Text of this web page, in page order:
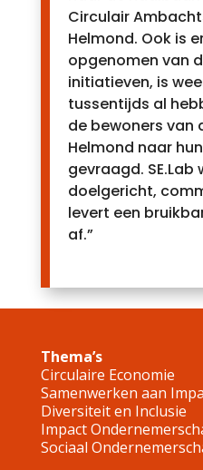
Circulair
Helmond. Ook is
opgenomen van
initiatieven, is
tussentijds al
de bewoners van
Helmond naar
gevraagd.
doelgericht,
levert een
af.”
Thema’s
Circulaire Economie
Samenwerken aan
Diversiteit en Inclusie
Impact
Sociaal